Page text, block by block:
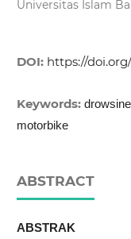
Universitas Islam
DOI: https://doi.org/
Keywords:
motorbike
ABSTRACT
ABSTRAK